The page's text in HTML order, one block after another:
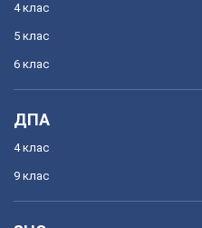
4 клас
5 клас
6 клас
ДПА
4 клас
9 клас